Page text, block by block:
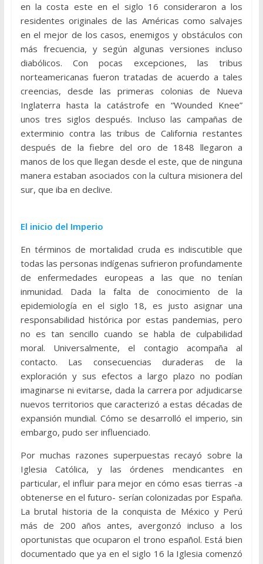
en la costa este en el siglo 16 consideraron a los
residentes originales de las Américas como salvajes
en el mejor de los casos, enemigos y obstáculos con
más frecuencia, y según algunas versiones incluso
diabólicos. Con pocas excepciones, las tribus
norteamericanas fueron tratadas de acuerdo a tales
creencias, desde las primeras colonias de Nueva
Inglaterra hasta la catástrofe en “Wounded Knee”
unos tres siglos después. Incluso las campañas de
exterminio contra las tribus de California restantes
después de la fiebre del oro de 1848 llegaron a
manos de los que llegan desde el este, que de ninguna
manera estaban asociados con la cultura misionera del
sur, que iba en declive.
El inicio del Imperio
En términos de mortalidad cruda es indiscutible que
todas las personas indígenas sufrieron profundamente
de enfermedades europeas a las que no tenían
inmunidad. Dada la falta de conocimiento de la
epidemiología en el siglo 18, es justo asignar una
responsabilidad histórica por estas pandemias, pero
no es tan sencillo cuando se habla de culpabilidad
moral. Universalmente, el contagio acompaña al
contacto. Las consecuencias duraderas de la
exploración y sus efectos a largo plazo no podían
imaginarse ni evitarse, dada la carrera por adjudicarse
nuevos territorios que caracterizó a estas décadas de
expansión mundial. Cómo se desarrolló el imperio, sin
embargo, pudo ser influenciado.
Por muchas razones superpuestas recayó sobre la
Iglesia Católica, y las órdenes mendicantes en
particular, el influir para mejor en cómo esas tierras -a
obtenerse en el futuro- serían colonizadas por España.
La brutal historia de la conquista de México y Perú
más de 200 años antes, avergonzó incluso a los
oportunistas que ocuparon el trono español. Está bien
documentado que ya en el siglo 16 la Iglesia comenzó